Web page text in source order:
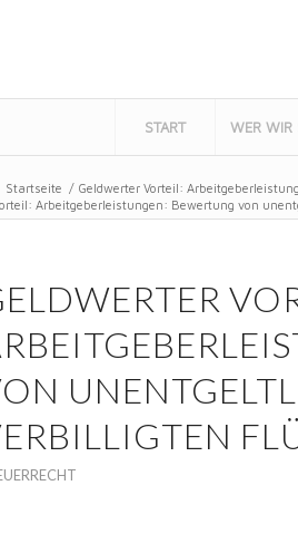
START WER WIR
Startseite / Geldwerter Vorteil:
Arbeitgeberleistungen: Bewertung von